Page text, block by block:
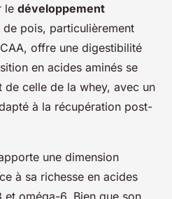
le développement
de pois, particulièrement
offre une digestibilité
en acides aminés se
de celle de la whey, avec un
à la récupération post-
une dimension
à sa richesse en acides
oméga-6. Bien que son